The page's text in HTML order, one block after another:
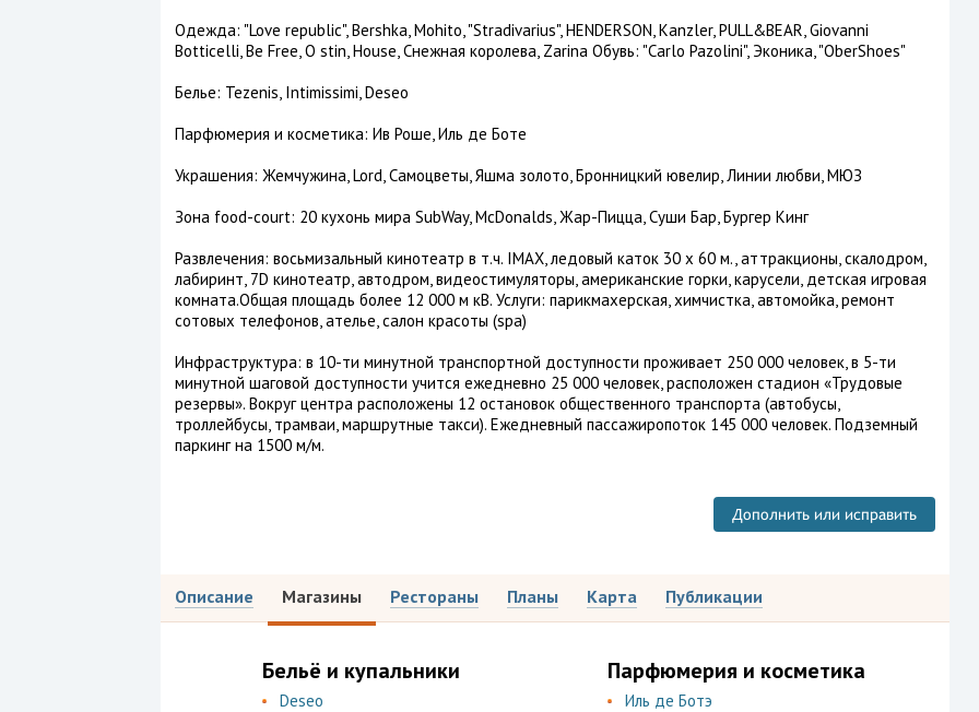
Одежда: "Love republic", Bershka, Mohito, "Stradivarius", HENDERSON, Kanzler, PULL&BEAR, Giovanni
Botticelli, Be Free, O stin, House, Снежная королева, Zarina Обувь: "Carlo Pazolini", Эконика, "OberShoes"
Белье: Tezenis, Intimissimi, Deseo
Парфюмерия и косметика: Ив Роше, Иль де Боте
Украшения: Жемчужина, Lord, Самоцветы, Яшма золото, Бронницкий ювелир, Линии любви, МЮЗ
Зона food-court: 20 кухонь мира SubWay, McDonalds, Жар-Пицца, Суши Бар, Бургер Кинг
Развлечения: восьмизальный кинотеатр в т.ч. IMAX, ледовый каток 30 х 60 м., аттракционы, скалодром,
лабиринт, 7D кинотеатр, автодром, видеостимуляторы, американские горки, карусели, детская игровая
комната.Общая площадь более 12 000 м кВ. Услуги: парикмахерская, химчистка, автомойка, ремонт
сотовых телефонов, ателье, салон красоты (spa)
Инфраструктура: в 10-ти минутной транспортной доступности проживает 250 000 человек, в 5-ти
минутной шаговой доступности учится ежедневно 25 000 человек, расположен стадион «Трудовые
резервы». Вокруг центра расположены 12 остановок общественного транспорта (автобусы,
троллейбусы, трамваи, маршрутные такси). Ежедневный пассажиропоток 145 000 человек. Подземный
паркинг на 1500 м/м.
Дополнить или исправить
Описание Магазины Рестораны Планы Карта Публикации
Бельё и купальники
Deseo
Парфюмерия и косметика
Иль де Ботэ